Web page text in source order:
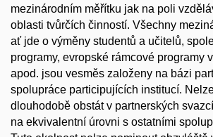
mezinárodním měřítku jak na poli
oblasti tvůrčích činností. Všechny
ať jde o výměny studentů a učitelů,
programy, evropské rámcové programy
apod. jsou vesměs založeny na bázi
spolupráce participujících institucí.
dlouhodobě obstát v partnerských
na ekvivalentní úrovni s ostatními